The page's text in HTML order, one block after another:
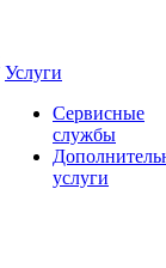
Услуги
Сервисные
службы
услуги